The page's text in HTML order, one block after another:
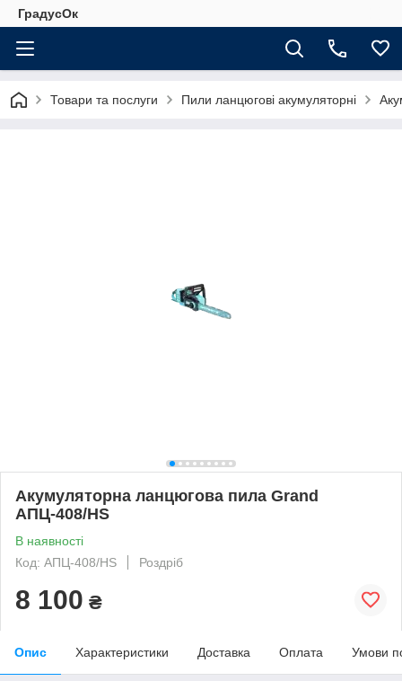
ГрадусОк
Товари та послуги Пили ланцюгові акумуляторні
Акумуляторна ланцюгова пила Grand
АПЦ-408/HS
В наявності
Код: АПЦ-408/HS
Роздріб
8 100 ₴
Опис Характеристики Доставка Оплата Умови